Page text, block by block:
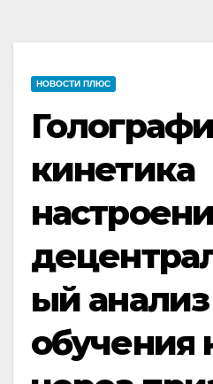
НОВОСТИ ПЛЮС
кинетика
ый анализ
обучения